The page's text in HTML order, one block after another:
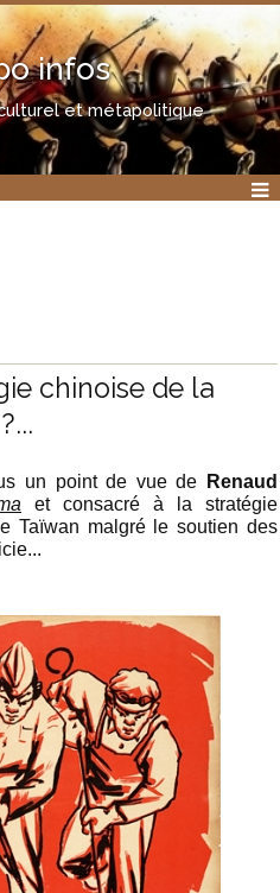
infos
et métapolitique
chinoise de la
un point de vue de
Renaud
et consacré à la stratégie
Taïwan malgré le soutien des